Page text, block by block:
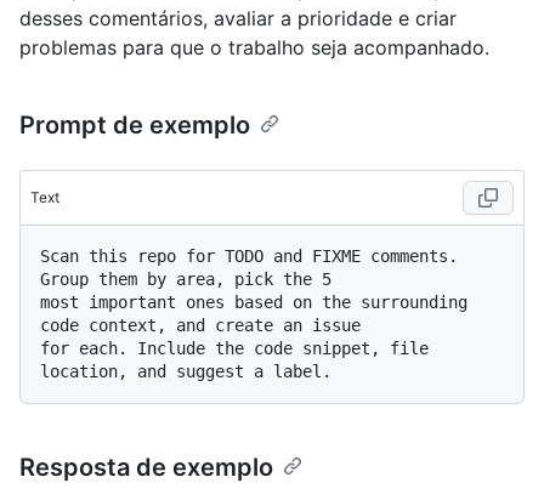
desses comentários, avaliar a prioridade e criar
problemas para que o trabalho seja acompanhado.
Prompt de exemplo
Text
Scan this repo for TODO and FIXME comments.
Group them by area, pick the 5
most important ones based on the surrounding
code context, and create an issue
for each. Include the code snippet, file
Resposta de exemplo